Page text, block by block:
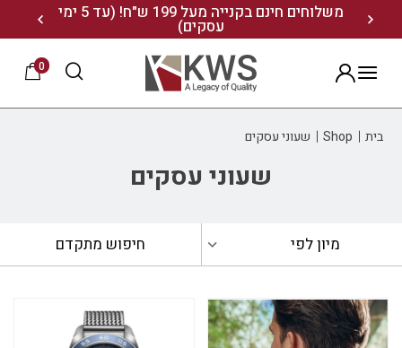
משלוחים חינם בקנייה מעל 199 ש"ח! (עד 5 ימי
עסקים) 20% הנחה על מגוון התיקים השוויצריים לחצו כאן>>
הרשמה
0
בית Shop שעוני עסקים
שעוני עסקים
מיון לפי חיפוש מתקדם